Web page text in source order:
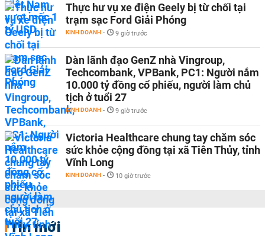
Thực hư vụ xe điện Geely bị từ chối tại
trạm sạc Ford Giải Phóng
KINH DOANH - 9 giờ trước
Dàn lãnh đạo GenZ nhà Vingroup,
Techcombank, VPBank, PC1: Người nắm
10.000 tỷ đồng cổ phiếu, người làm chủ
tịch ở tuổi 27
KINH DOANH - 9 giờ trước
Victoria Healthcare chung tay chăm sóc
sức khỏe cộng đồng tại xã Tiên Thủy, tỉnh
Vĩnh Long
KINH DOANH - 10 giờ trước
Tin mới